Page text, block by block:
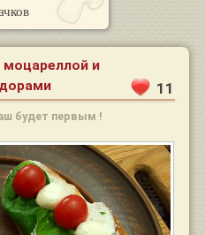
11
будет первым !